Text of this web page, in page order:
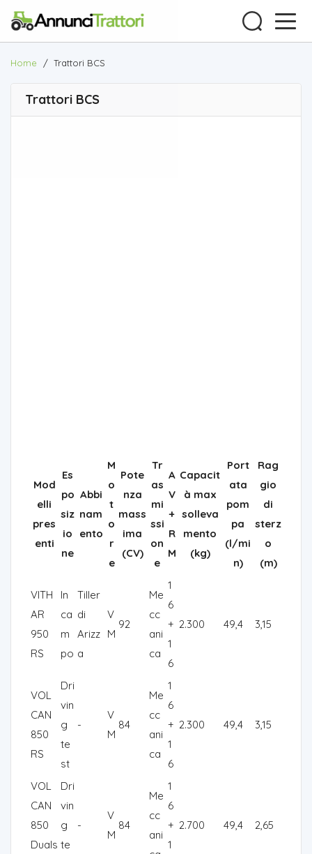
Home / Trattori BCS
Trattori BCS
Mod
elli
pres
enti
Es
po
siz
io
ne
Abbi
nam
ento
M
o
t
o
r
e
Pote
nza
mass
ima
(CV)
Tr
as
mi
ssi
on
e
A
V
+
R
M
Capacit
à max
solleva
mento
(kg)
Port
ata
pom
pa
(l/mi
n)
Rag
gio
di
sterz
o
(m)
VITH
AR
950
RS
In
ca
m
po
Tiller
di
Arizz
a
V
M
92
Me
cc
ani
ca
1
6
+
1
6
2.300 49,4 3,15
VOL
CAN
850
RS
Dri
vin
g
te
st
-
V
M
84
Me
cc
ani
ca
1
6
+
1
6
2.300 49,4 3,15
VOL
CAN
850
Duals
Dri
vin
g
te
-
V
M
84
Me
cc
ani
1
6
+
1
2.700 49,4 2,65